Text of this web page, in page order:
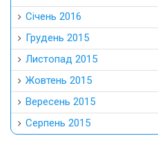
Січень 2016
Грудень 2015
Листопад 2015
Жовтень 2015
Вересень 2015
Серпень 2015